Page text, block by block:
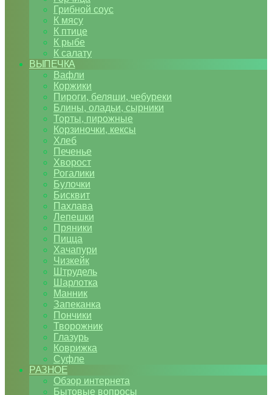
Грибной соус
К мясу
К птице
К рыбе
К салату
ВЫПЕЧКА
Вафли
Коржики
Пироги, беляши, чебуреки
Блины, оладьи, сырники
Торты, пирожные
Корзиночки, кексы
Хлеб
Печенье
Хворост
Рогалики
Булочки
Бисквит
Пахлава
Лепешки
Пряники
Пицца
Хачапури
Чизкейк
Штрудель
Шарлотка
Манник
Запеканка
Пончики
Творожник
Глазурь
Коврижка
Суфле
РАЗНОЕ
Обзор интернета
Бытовые вопросы